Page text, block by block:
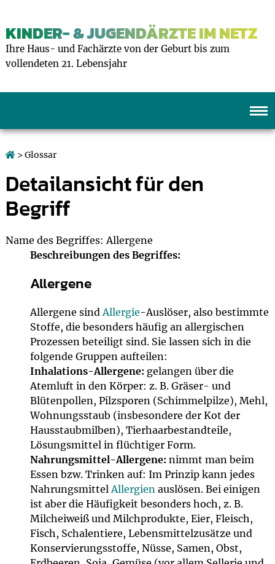
KINDER- & JUGENDÄRZTE IM NETZ
Ihre Haus- und Fachärzte von der Geburt bis zum
vollendeten 21. Lebensjahr
> Glossar
Detailansicht für den
Begriff
Name des Begriffes: Allergene
Beschreibungen des Begriffes:
Allergene
Allergene sindAllergie-Auslöser, also bestimmte
Stoffe, die besonders häufig an allergischen
Prozessen beteiligt sind. Sie lassen sich in die
folgende Gruppen aufteilen:
Inhalations-Allergene: gelangen über die
Atemluft in den Körper: z. B. Gräser- und
Blütenpollen, Pilzsporen (Schimmelpilze), Mehl,
Wohnungsstaub (insbesondere der Kot der
Hausstaubmilben), Tierhaarbestandteile,
Lösungsmittel in flüchtiger Form.
Nahrungsmittel-Allergene: nimmt man beim
Essen bzw. Trinken auf: Im Prinzip kann jedes
NahrungsmittelAllergienauslösen. Bei einigen
ist aber die Häufigkeit besonders hoch, z. B.
Milcheiweiß und Milchprodukte, Eier, Fleisch,
Fisch, Schalentiere, Lebensmittelzusätze und
Konservierungsstoffe, Nüsse, Samen, Obst,